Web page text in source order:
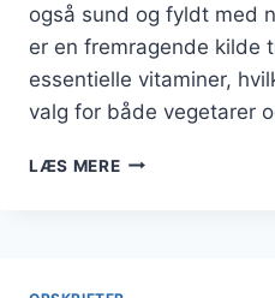
også sund og fyldt med
er en fremragende kilde
essentielle vitaminer,
valg for både vegetarer
LÆS MEREBØNNESALAT